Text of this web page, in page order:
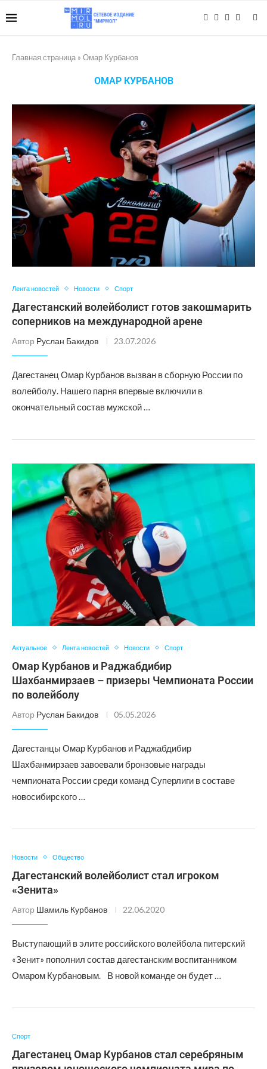
Главная страница » Омар Курбанов
ОМАР КУРБАНОВ
Лента новостей Новости Спорт
Дагестанский волейболист готов закошмарить
соперников на международной арене
Автор Руслан Бакидов 23.07.2026
Дагестанец Омар Курбанов вызван в сборную России по
волейболу. Нашего парня впервые включили в
окончательный состав мужской …
Актуальное Лента новостей Новости Спорт
Омар Курбанов и Раджабдибир
Шахбанмирзаев – призеры Чемпионата России
по волейболу
Автор Руслан Бакидов 05.05.2026
Дагестанцы Омар Курбанов и Раджабдибир
Шахбанмирзаев завоевали бронзовые награды
чемпионата России среди команд Суперлиги в составе
новосибирского …
Новости Общество
Дагестанский волейболист стал игроком
«Зенита»
Автор Шамиль Курбанов 22.06.2020
Выступающий в элите российского волейбола питерский
«Зенит» пополнил состав дагестанским воспитанником
Омаром Курбановым.⠀В новой команде он будет …
Спорт
Дагестанец Омар Курбанов стал серебряным